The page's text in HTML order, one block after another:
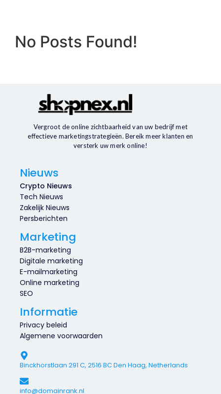
No Posts Found!
Vergroot de online zichtbaarheid van uw bedrijf met
effectieve marketingstrategieën. Bereik meer klanten en
versterk uw merk online!
Nieuws
Crypto Nieuws
Tech Nieuws
Zakelijk Nieuws
Persberichten
Marketing
B2B-marketing
Digitale marketing
E-mailmarketing
Online marketing
SEO
Informatie
Privacy beleid
Algemene voorwaarden
Binckhorstlaan 291 C, 2516 BC Den Haag, Netherlands
info@domainrank.nl